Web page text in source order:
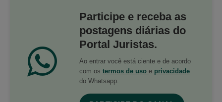
Participe e receba as
postagens diárias do
Portal Juristas.
Ao entrar você está ciente e de acordo
com os termos de uso e privacidade
do Whatsapp.